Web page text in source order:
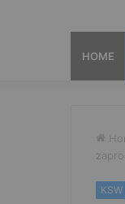
HOME
KSW